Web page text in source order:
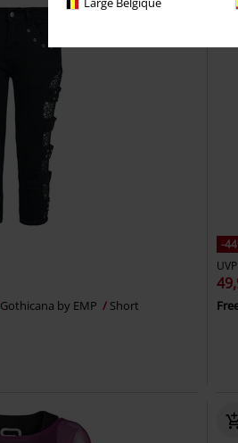
Gothicana by EMP Short
-
UVP